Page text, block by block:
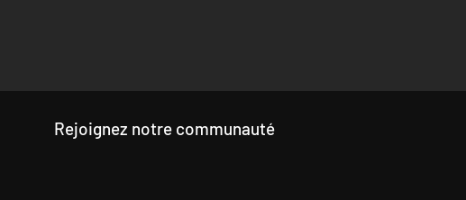
Rejoignez notre communauté